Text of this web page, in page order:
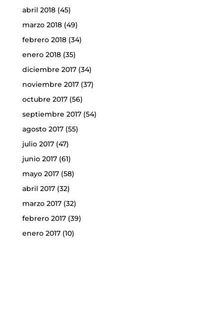
abril 2018(45)
marzo 2018(49)
febrero 2018(34)
enero 2018(35)
diciembre 2017(34)
noviembre 2017(37)
octubre 2017(56)
septiembre 2017(54)
agosto 2017(55)
julio 2017(47)
junio 2017(61)
mayo 2017(58)
abril 2017(32)
marzo 2017(32)
febrero 2017(39)
enero 2017(10)